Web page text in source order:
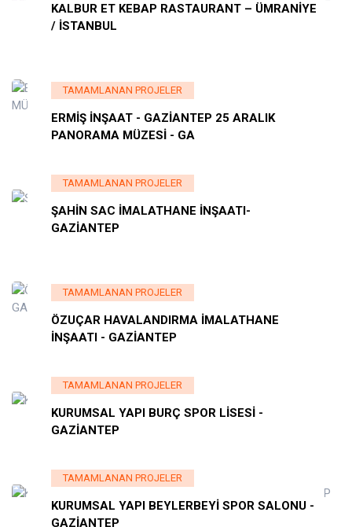
KALBUR ET KEBAP RASTAURANT – ÜMRANİYE
/ İSTANBUL
TAMAMLANAN PROJELER
ERMİŞ İNŞAAT - GAZİANTEP 25 ARALIK
PANORAMA MÜZESİ - GA
TAMAMLANAN PROJELER
ŞAHİN SAC İMALATHANE İNŞAATI-
GAZİANTEP
TAMAMLANAN PROJELER
ÖZUÇAR HAVALANDIRMA İMALATHANE
İNŞAATI - GAZİANTEP
TAMAMLANAN PROJELER
KURUMSAL YAPI BURÇ SPOR LİSESİ -
GAZİANTEP
TAMAMLANAN PROJELER
KURUMSAL YAPI BEYLERBEYİ SPOR SALONU -
GAZİANTEP